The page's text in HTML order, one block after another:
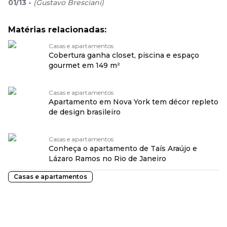
01/13 - (Gustavo Bresciani)
Matérias relacionadas:
Casas e apartamentos
Cobertura ganha closet, piscina e espaço
gourmet em 149 m²
Casas e apartamentos
Apartamento em Nova York tem décor repleto
de design brasileiro
Casas e apartamentos
Conheça o apartamento de Taís Araújo e
Lázaro Ramos no Rio de Janeiro
Casas e apartamentos